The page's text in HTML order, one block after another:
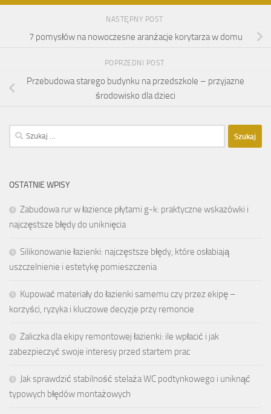
NASTĘPNY POST
7 pomysłów na nowoczesne aranżacje korytarza w domu
POPRZEDNI POST
Przebudowa starego budynku na przedszkole – przyjazne
środowisko dla dzieci
Szukaj:
OSTATNIE WPISY
Zabudowa rur w łazience płytami g-k: praktyczne wskazówki i
najczęstsze błędy do uniknięcia
Silikonowanie łazienki: najczęstsze błędy, które osłabiają
uszczelnienie i estetykę pomieszczenia
Kupować materiały do łazienki samemu czy przez ekipę –
korzyści, ryzyka i kluczowe decyzje przy remoncie
Zaliczka dla ekipy remontowej łazienki: ile wpłacić i jak
zabezpieczyć swoje interesy przed startem prac
Jak sprawdzić stabilność stelaża WC podtynkowego i uniknąć
typowych błędów montażowych